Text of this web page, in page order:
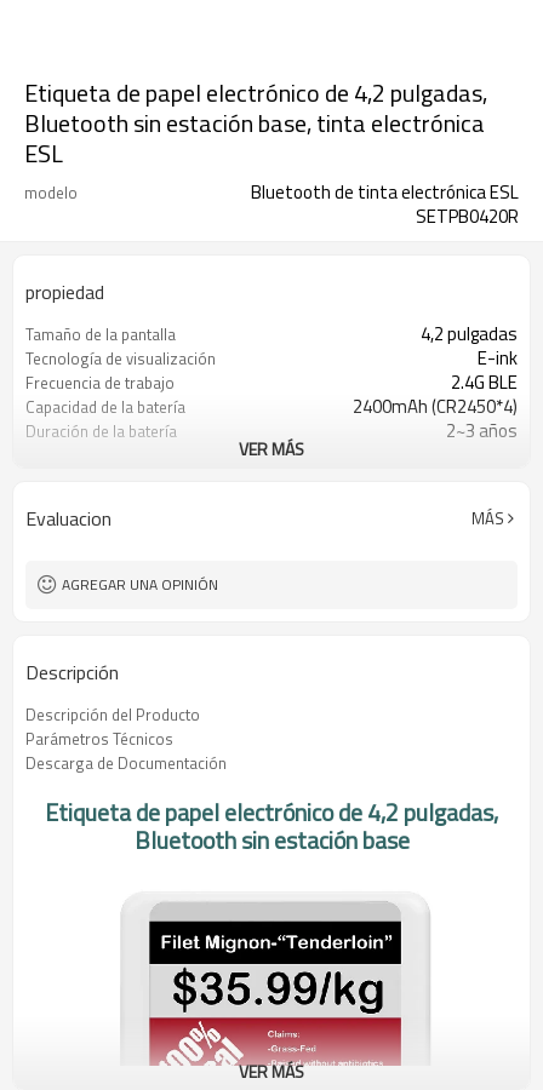
Etiqueta de papel electrónico de 4,2 pulgadas,
Bluetooth sin estación base, tinta electrónica
ESL
modelo
Bluetooth de tinta electrónica ESL
SETPB0420R
propiedad
Tamaño de la pantalla 4,2 pulgadas
Tecnología de visualización E-ink
Frecuencia de trabajo 2.4G BLE
Capacidad de la batería 2400mAh (CR2450*4)
Duración de la batería 2~3 años
VER MÁS
Evaluacion MÁS
AGREGAR UNA OPINIÓN
Descripción
Descripción del Producto
Parámetros Técnicos
Descarga de Documentación
Etiqueta de papel electrónico de 4,2 pulgadas,
Bluetooth sin estación base
VER MÁS